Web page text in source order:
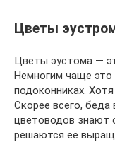
Цветы
Цветы эустома —
Немногим чаще это
подоконниках.
Скорее всего,
цветоводов знают
решаются её